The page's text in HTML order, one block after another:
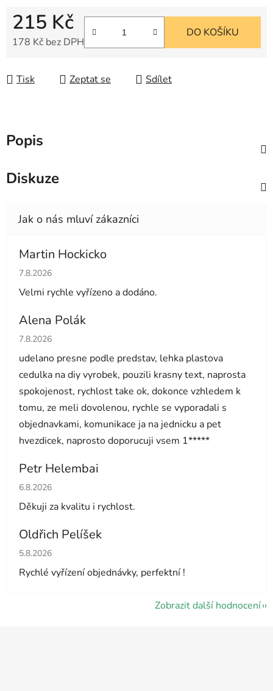
215 Kč
178 Kč bez DPH
DO KOŠÍKU
Tisk Zeptat se Sdílet
Popis
Diskuze
Martin Hockicko
Hodnocení obchodu je 5 z 5 hvězdiček.
7.8.2026
Velmi rychle vyřízeno a dodáno.
Alena Polák
Hodnocení obchodu je 5 z 5 hvězdiček.
7.8.2026
udelano presne podle predstav, lehka plastova
cedulka na diy vyrobek, pouzili krasny text, naprosta
spokojenost, rychlost take ok, dokonce vzhledem k
tomu, ze meli dovolenou, rychle se vyporadali s
objednavkami, komunikace ja na jednicku a pet
hvezdicek, naprosto doporucuji vsem 1*****
Petr Helembai
Hodnocení obchodu je 5 z 5 hvězdiček.
6.8.2026
Děkuji za kvalitu i rychlost.
Oldřich Pelíšek
Hodnocení obchodu je 5 z 5 hvězdiček.
5.8.2026
Rychlé vyřízení objednávky, perfektní !
Zobrazit další hodnocení